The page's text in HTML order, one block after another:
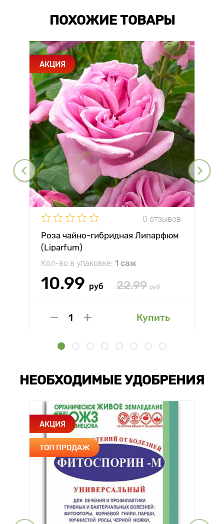
ПОХОЖИЕ ТОВАРЫ
АКЦИЯ
0 отзывов
Роза чайно-гибридная Липарфюм
(Liparfum)
Кол-во в упаковке: 1 саж
10.99 руб 22.99 руб
Купить
НЕОБХОДИМЫЕ УДОБРЕНИЯ
АКЦИЯ
ТОП ПРОДАЖ